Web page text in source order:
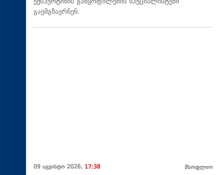
გაემგზავრნენ.
09 აგვისტო 2026, 17:38 მსოფლიო